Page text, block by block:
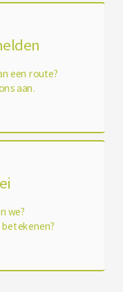
een route?
aan.
we?